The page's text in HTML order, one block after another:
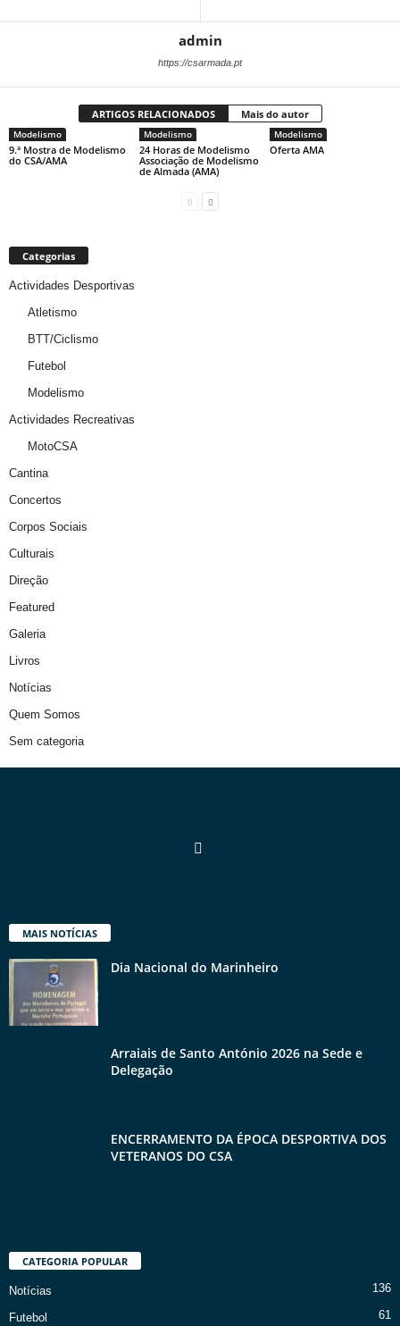
admin
https://csarmada.pt
ARTIGOS RELACIONADOS Mais do autor
Modelismo
9.ª Mostra de Modelismo
do CSA/AMA
Modelismo
24 Horas de Modelismo
Associação de Modelismo
de Almada (AMA)
Modelismo
Oferta AMA
Categorias
Actividades Desportivas
Atletismo
BTT/Ciclismo
Futebol
Modelismo
Actividades Recreativas
MotoCSA
Cantina
Concertos
Corpos Sociais
Culturais
Direção
Featured
Galeria
Livros
Notícias
Quem Somos
Sem categoria
MAIS NOTÍCIAS
Dia Nacional do Marinheiro
Arraiais de Santo António 2026 na Sede e
Delegação
ENCERRAMENTO DA ÉPOCA DESPORTIVA DOS
VETERANOS DO CSA
CATEGORIA POPULAR
Notícias 136
Futebol 61